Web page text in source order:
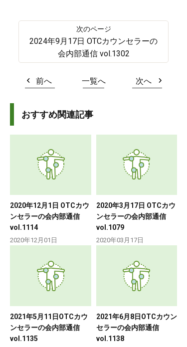
2024年9月17日 OTCカウンセラーの
会内部通信 vol.1302
前へ 一覧へ 次へ
おすすめ関連記事
2020年12月1日 OTCカウ
ンセラーの会内部通信
vol.1114
2020年12月01日
2020年3月17日 OTCカウ
ンセラーの会内部通信
vol.1079
2020年03月17日
2021年5月11日OTCカウ
ンセラーの会内部通信
vol.1135
2021年6月8日OTCカウン
セラーの会内部通信
vol.1138